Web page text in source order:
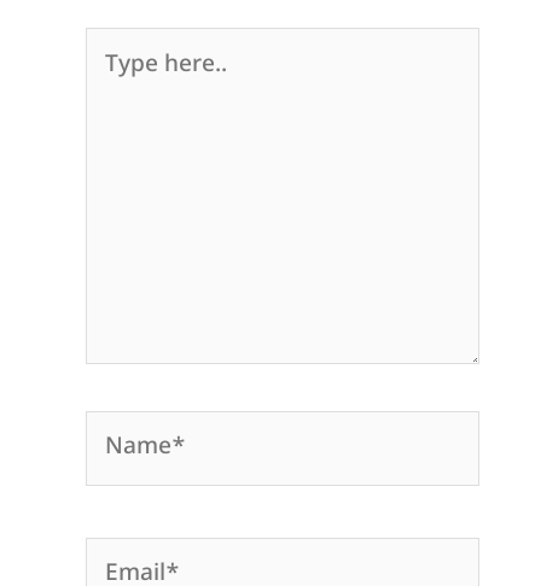
here..
Email*